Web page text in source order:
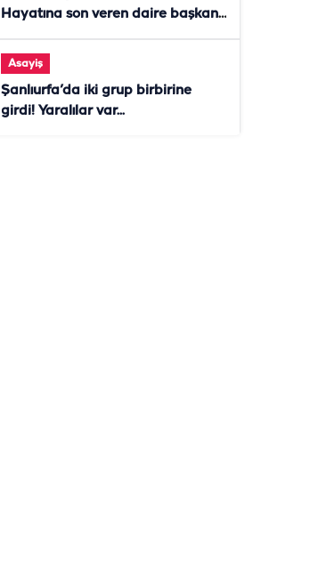
Hayatına son veren daire başkanı
bıraktı
Asayiş
Şanlıurfa’da iki grup birbirine
girdi! Yaralılar var...